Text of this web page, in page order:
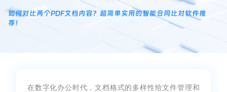
如何对比两个PDF文档内容？超简单实用的智能合同比对软件推
荐！
在数字化办公时代，文档格式的多样性给文件管理和